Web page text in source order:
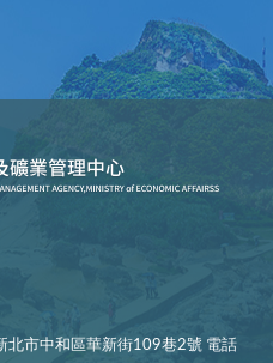
北市中和區華新街109巷2號 電話